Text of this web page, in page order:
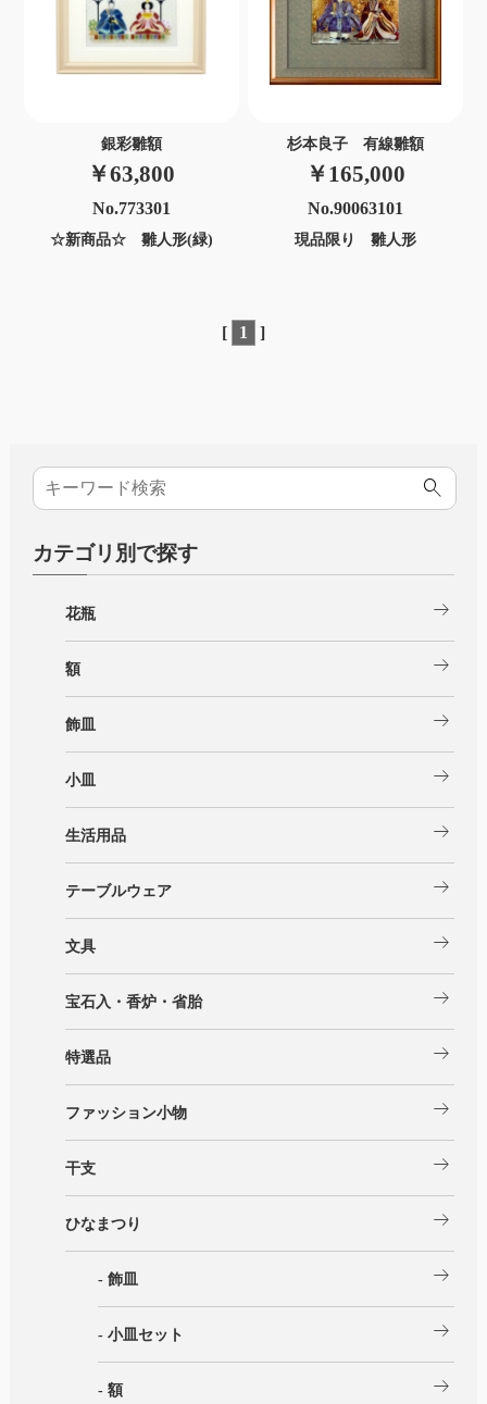
銀彩雛額
￥63,800
No.773301
☆新商品☆ 雛人形(緑)
杉本良子 有線雛額
￥165,000
No.90063101
現品限り 雛人形
[ 1 ]
カテゴリ別で探す
花瓶 arrow_right_alt
額 arrow_right_alt
飾皿 arrow_right_alt
小皿 arrow_right_alt
生活用品 arrow_right_alt
テーブルウェア arrow_right_alt
文具 arrow_right_alt
宝石入・香炉・省胎 arrow_right_alt
特選品 arrow_right_alt
ファッション小物 arrow_right_alt
干支 arrow_right_alt
ひなまつり arrow_right_alt
- 飾皿 arrow_right_alt
- 小皿セット arrow_right_alt
- 額 arrow_right_alt